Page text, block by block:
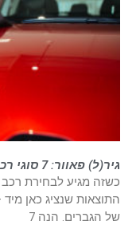
גיר(ל) פאוור: 7 סוגי רכבים שנשים אוהבות במיוחד
כשזה מגיע לבחירת
התוצאות שנציג כאן
של הגברים. הנה 7